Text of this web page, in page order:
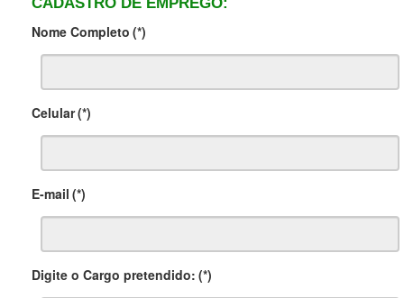
Nome Completo (*)
Celular(*)
E-mail (*)
Digite o Cargo pretendido: (*)